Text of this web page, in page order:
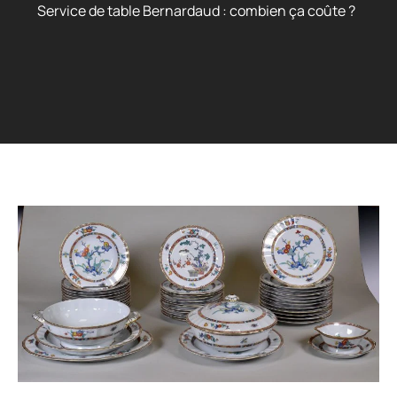
Service de table Bernardaud : combien ça coûte ?